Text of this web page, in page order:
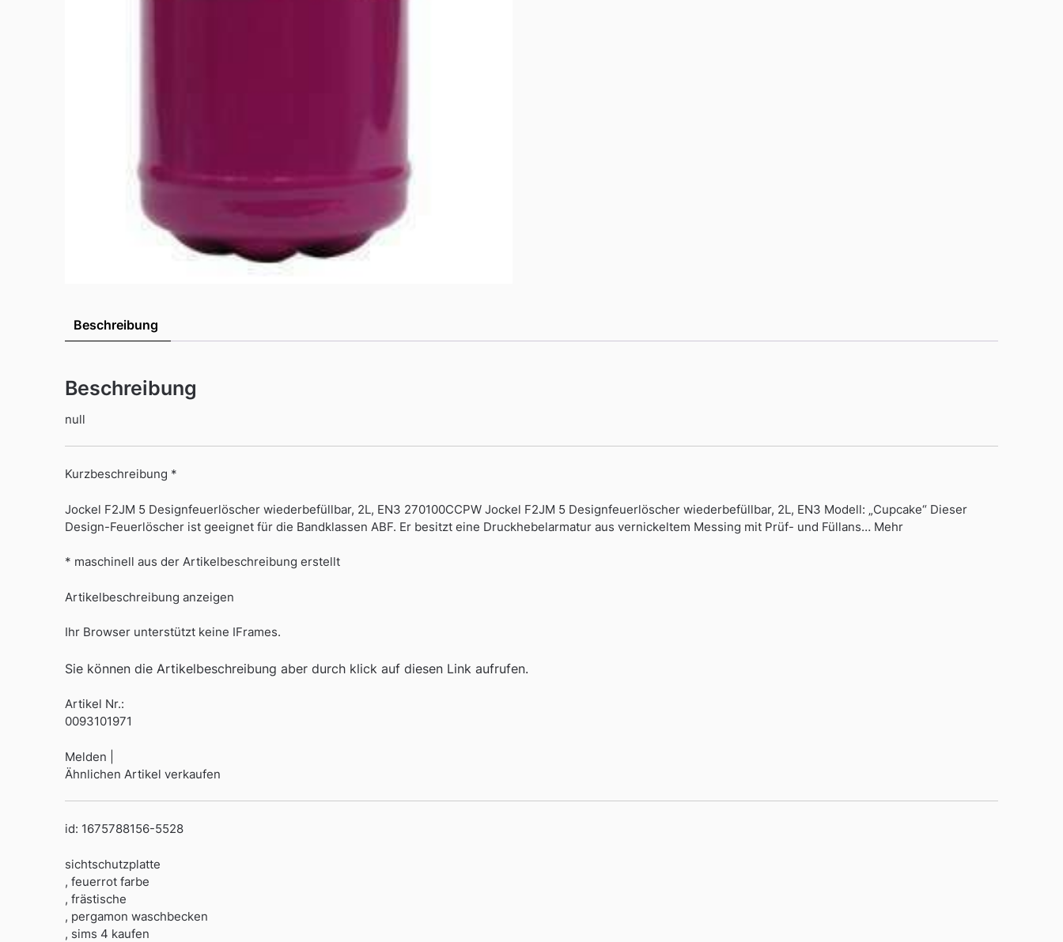
Beschreibung
Beschreibung
null
Kurzbeschreibung *
Jockel F2JM 5 Designfeuerlöscher wiederbefüllbar, 2L, EN3 270100CCPW Jockel F2JM 5 Designfeuerlöscher wiederbefüllbar, 2L, EN3 Modell: „Cupcake“ Dieser
Design-Feuerlöscher ist geeignet für die Bandklassen ABF. Er besitzt eine Druckhebelarmatur aus vernickeltem Messing mit Prüf- und Füllans… Mehr
* maschinell aus der Artikelbeschreibung erstellt
Artikelbeschreibung anzeigen
Ihr Browser unterstützt keine IFrames.
Sie können die Artikelbeschreibung aber durch klick auf diesen Link aufrufen.
Artikel Nr.:
0093101971
Melden |
Ähnlichen Artikel verkaufen
id: 1675788156-5528
sichtschutzplatte
, feuerrot farbe
, frästische
, pergamon waschbecken
, sims 4 kaufen